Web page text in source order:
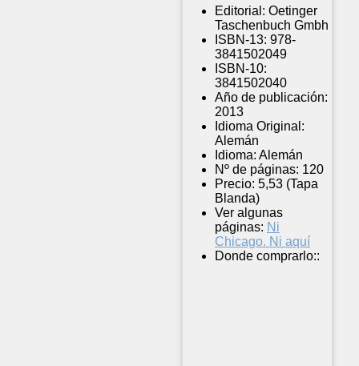
Editorial: Oetinger
Taschenbuch Gmbh
ISBN-13: 978-
3841502049
ISBN-10:
3841502040
Año de publicación:
2013
Idioma Original:
Alemán
Idioma: Alemán
Nº de páginas: 120
Precio: 5,53 (Tapa
Blanda)
Ver algunas
páginas: Ni
Chicago. Ni aquí
Donde comprarlo::